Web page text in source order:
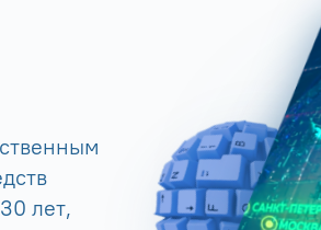
лет,